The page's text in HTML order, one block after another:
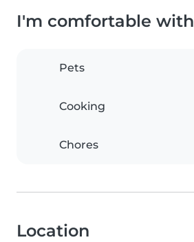
I'm comfortable with
Pets
Cooking
Chores
Location